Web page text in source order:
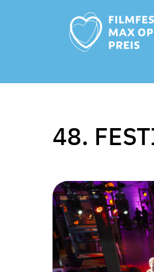
48.